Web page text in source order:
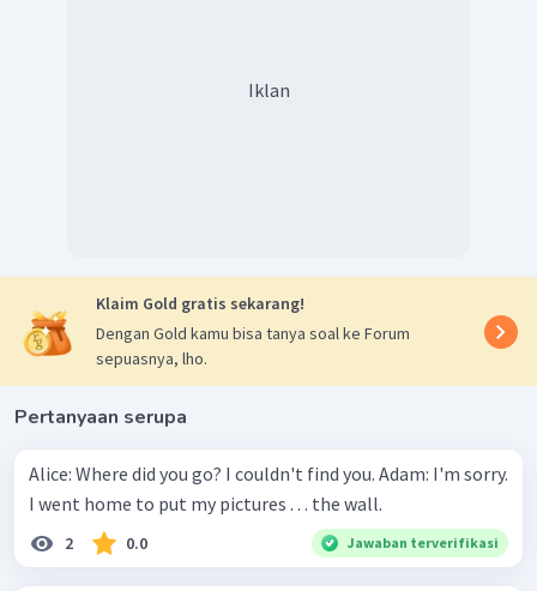
Iklan
Klaim Gold gratis sekarang!
Dengan Gold kamu bisa tanya soal ke Forum
sepuasnya, lho.
Pertanyaan serupa
Alice: Where did you go? I couldn't find you. Adam: I'm sorry.
I went home to put my pictures . . . the wall.
2 0.0 Jawaban terverifikasi